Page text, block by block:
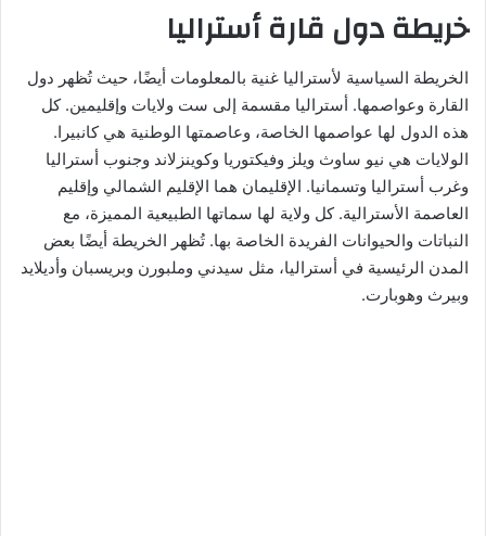
خريطة دول قارة أستراليا
الخريطة السياسية لأستراليا غنية بالمعلومات أيضًا، حيث تُظهر دول
القارة وعواصمها. أستراليا مقسمة إلى ست ولايات وإقليمين. كل
هذه الدول لها عواصمها الخاصة، وعاصمتها الوطنية هي كانبيرا.
الولايات هي نيو ساوث ويلز وفيكتوريا وكوينزلاند وجنوب أستراليا
وغرب أستراليا وتسمانيا. الإقليمان هما الإقليم الشمالي وإقليم
العاصمة الأسترالية. كل ولاية لها سماتها الطبيعية المميزة، مع
النباتات والحيوانات الفريدة الخاصة بها. تُظهر الخريطة أيضًا بعض
المدن الرئيسية في أستراليا، مثل سيدني وملبورن وبريسبان وأديلايد
وبيرث وهوبارت.